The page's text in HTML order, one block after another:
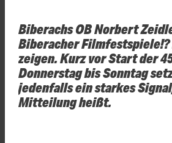
Biberachs OB Norbert
Biberacher Filmfestspiele!?
zeigen. Kurz vor Start der
Donnerstag bis Sonntag
jedenfalls ein starkes
Mitteilung heißt.